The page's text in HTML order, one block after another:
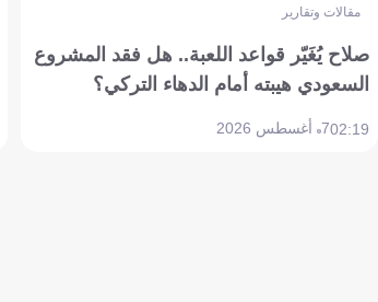
مقالات وتقارير
صلاح يُغَيّر قواعد اللعبة.. هل فقد المشروع
السعودي هيبته أمام الدهاء التركي؟
02:197 أغسطس 2026